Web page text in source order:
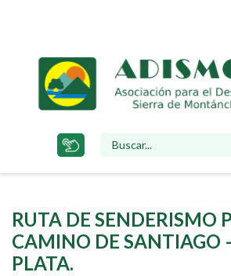
principal
BÚSQUEDA
RUTA DE SENDERISMO
CAMINO DE SANTIAGO
PLATA.